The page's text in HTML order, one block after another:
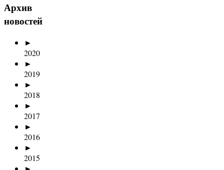
Архив
новостей
►
2020
►
2019
►
2018
►
2017
►
2016
►
2015